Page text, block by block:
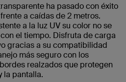
ha pasado con éxito
a caídas de 2 metros.
a la luz UV su color no se
el tiempo. Disfruta de carga
gracias a su compatibilidad
más seguro con los
realzados que protegen
la pantalla.